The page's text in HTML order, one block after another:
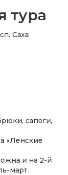
тура
Саха
сапоги,
«Ленские
и на 2-й
март.